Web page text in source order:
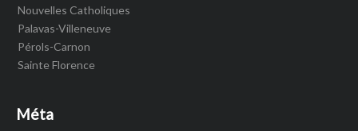
Nouvelles Catholiques
Palavas-Villeneuve
Pérols-Carnon
Sainte Florence
Méta